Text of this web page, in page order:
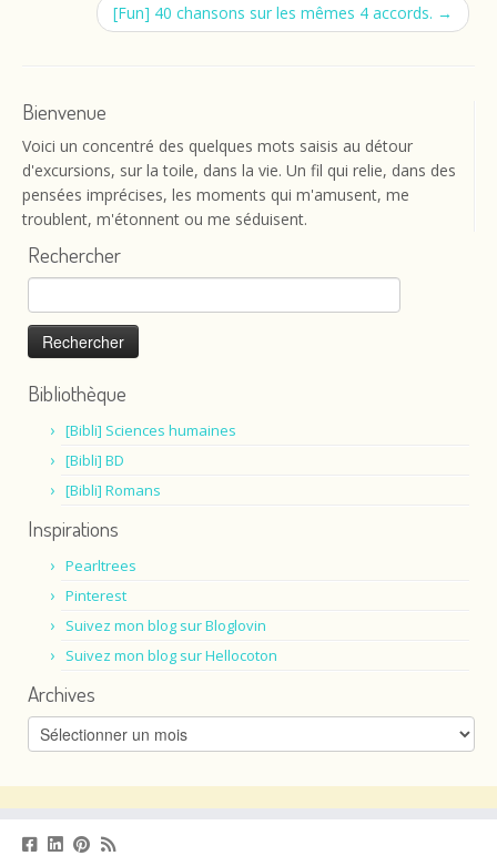
[Fun] 40 chansons sur les mêmes 4 accords. →
Bienvenue
Voici un concentré des quelques mots saisis au détour
d'excursions, sur la toile, dans la vie. Un fil qui relie, dans des
pensées imprécises, les moments qui m'amusent, me
troublent, m'étonnent ou me séduisent.
Rechercher
Rechercher :
Bibliothèque
[Bibli] Sciences humaines
[Bibli] BD
[Bibli] Romans
Inspirations
Pearltrees
Pinterest
Suivez mon blog sur Bloglovin
Suivez mon blog sur Hellocoton
Archives
Archives